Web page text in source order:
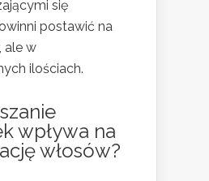
się
postawić na
, ale w
ilościach.
wpływa na
włosów?